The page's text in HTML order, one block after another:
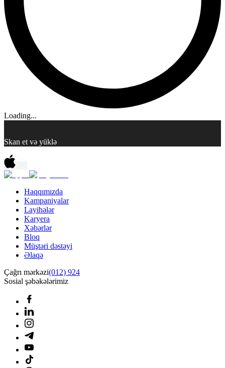
Loading...
Skan et və yüklə
Haqqımızda
Kampaniyalar
Layihələr
Karyera
Xəbərlər
Bloq
Müştəri dəstəyi
Əlaqə
Çağrı mərkəzi(012) 924
Sosial şəbəkələrimiz